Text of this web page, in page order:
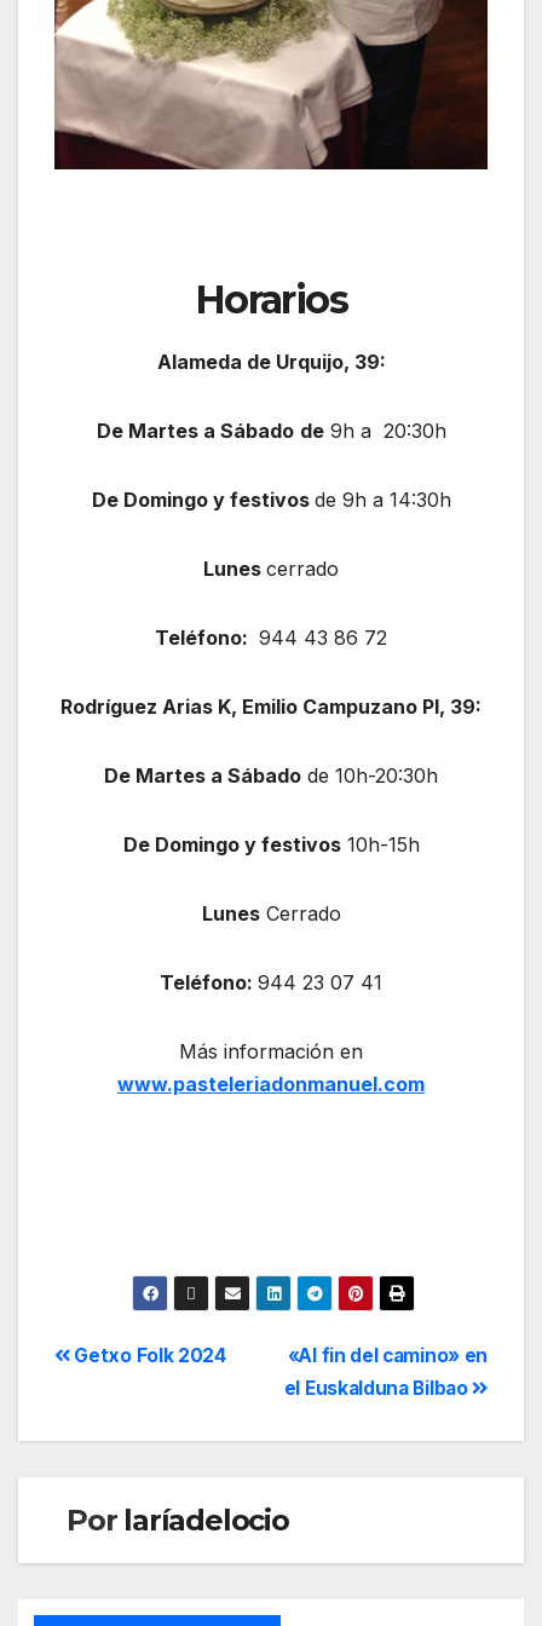
Horarios
Alameda de Urquijo, 39:
De Martes a Sábado de9h a 20:30h
De Domingo y festivos de 9h a 14:30h
Lunes cerrado
Teléfono: 944 43 86 72
Rodríguez Arias K, Emilio Campuzano Pl, 39:
De Martes a Sábado de 10h-20:30h
De Domingo y festivos10h-15h
LunesCerrado
Teléfono: 944 23 07 41
Más información en
www.pasteleriadonmanuel.com
«Al fin del camino» en
el Euskalduna Bilbao
Getxo Folk 2024
Por laríadelocio